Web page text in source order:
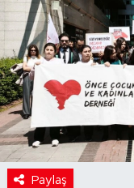
Paylaş